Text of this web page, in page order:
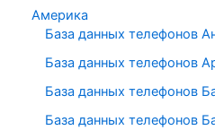
Америка
База данных телефонов
База данных телефонов
База данных телефонов
База данных телефонов